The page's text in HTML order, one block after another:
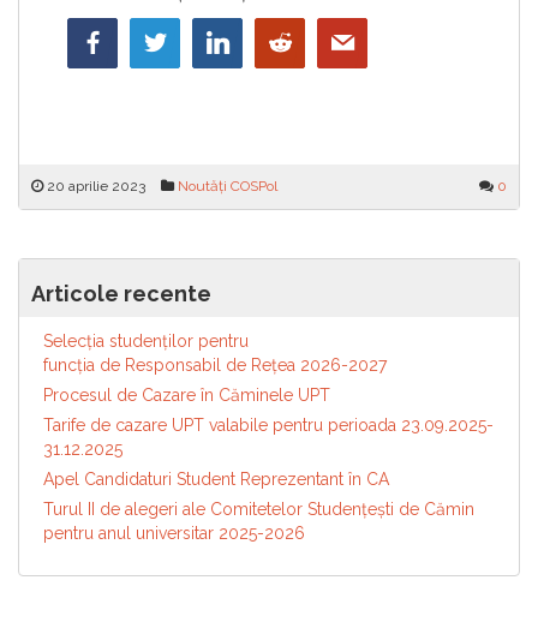
20 aprilie 2023 Noutăți COSPol 0
Navigare
în
articole
Articole recente
Selecția studenților pentru
funcția de Responsabil de Reţea 2026-2027
Procesul de Cazare în Căminele UPT
Tarife de cazare UPT valabile pentru perioada 23.09.2025-
31.12.2025
Apel Candidaturi Student Reprezentant în CA
Turul II de alegeri ale Comitetelor Studențești de Cămin
pentru anul universitar 2025-2026